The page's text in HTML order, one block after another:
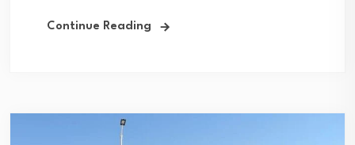
Continue Reading